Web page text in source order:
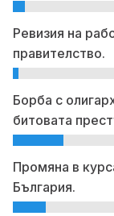
Ревизия на
правителство.
Борба с
битовата
Промяна в
България.